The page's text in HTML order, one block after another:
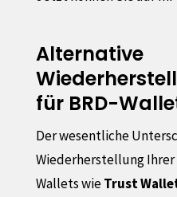
Alternative
für BRD-
Der wesentliche
Wiederherstellung Ihrer
Wallets wieTrust